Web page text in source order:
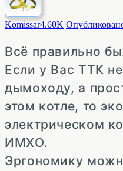
Komissar4.60K
Всё правильно
Если у Вас ТТК
дымоходу, а
этом котле, то
электрическом
ИМХО.
Эргономику